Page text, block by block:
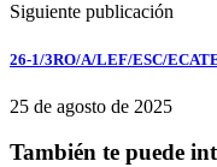
Siguiente publicación
26-1/3RO/A/LEF/ESC/
25 de agosto de 2025
También te puede